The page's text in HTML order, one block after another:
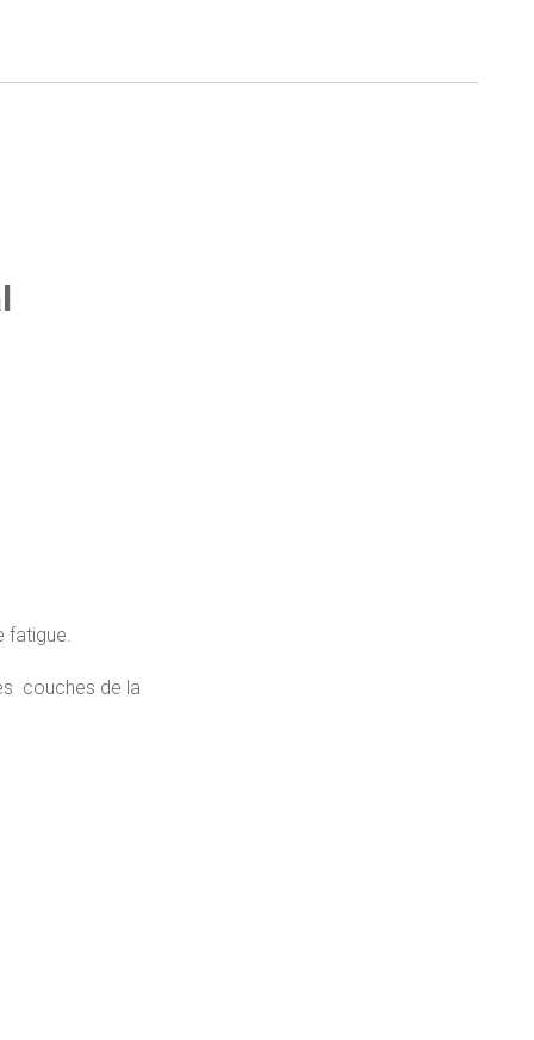
fatigue.
couches de la